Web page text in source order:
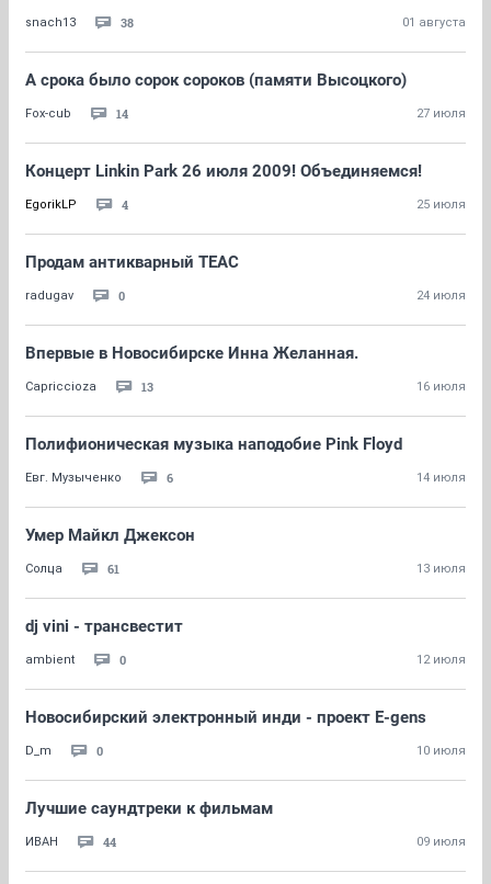
snach13 38 01 августа
А срока было сорок сороков (памяти Высоцкого)
Fox-cub 14 27 июля
Концерт Linkin Park 26 июля 2009! Объединяемся!
EgorikLP 4 25 июля
Продам антикварный TEAC
radugav 0 24 июля
Впервые в Новосибирске Инна Желанная.
Capriccioza 13 16 июля
Полифионическая музыка наподобие Pink Floyd
Евг. Музыченко 6 14 июля
Умер Майкл Джексон
Солца 61 13 июля
dj vini - трансвестит
ambient 0 12 июля
Новосибирский электронный инди - проект E-gens
D_m 0 10 июля
Лучшие саундтреки к фильмам
ИBАH 44 09 июля